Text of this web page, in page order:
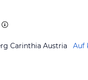
Carinthia Austria Auf